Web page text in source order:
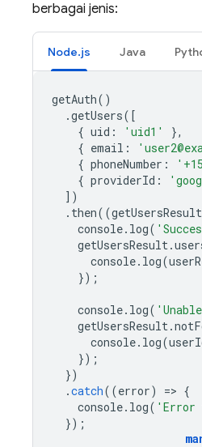
berbagai jenis:
Node.js Java
getAuth()
.getUsers([
{ uid : 'uid1'
},
{ email :
{ phoneNumber :
{ providerId :
])
. then((getUsersResult
console. log(
getUsersResult.
console. log(
});
console. log(
getUsersResult.
console. log(
});
})
.catch((error) => {
console. log( 'Error
});